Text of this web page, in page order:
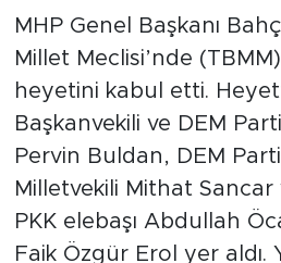
MHP Genel Başkanı
Millet Meclisi’nde
heyetini kabul etti.
Başkanvekili ve DEM
Pervin Buldan, DEM
Milletvekili Mithat
PKK elebaşı Abdullah
Faik Özgür Erol yer aldı.